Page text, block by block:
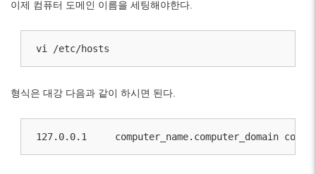
이제 컴퓨터 도메인 이름을 세팅해야한다.
vi /etc/hosts
형식은 대강 다음과 같이 하시면 된다.
127.0.0.1     computer_name.computer_domain